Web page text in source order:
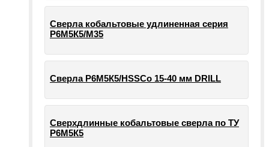
Сверла кобальтовые удлиненная серия
Р6М5К5/М35
Сверла Р6М5К5/HSSCo 15-40 мм DRILL
Сверхдлинные кобальтовые сверла по ТУ
Р6М5К5